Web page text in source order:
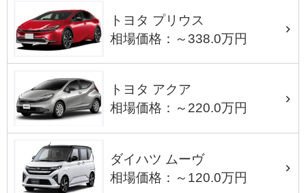
トヨタ プリウス
相場価格：～338.0万円
トヨタ アクア
相場価格：～220.0万円
ダイハツ ムーヴ
相場価格：～120.0万円